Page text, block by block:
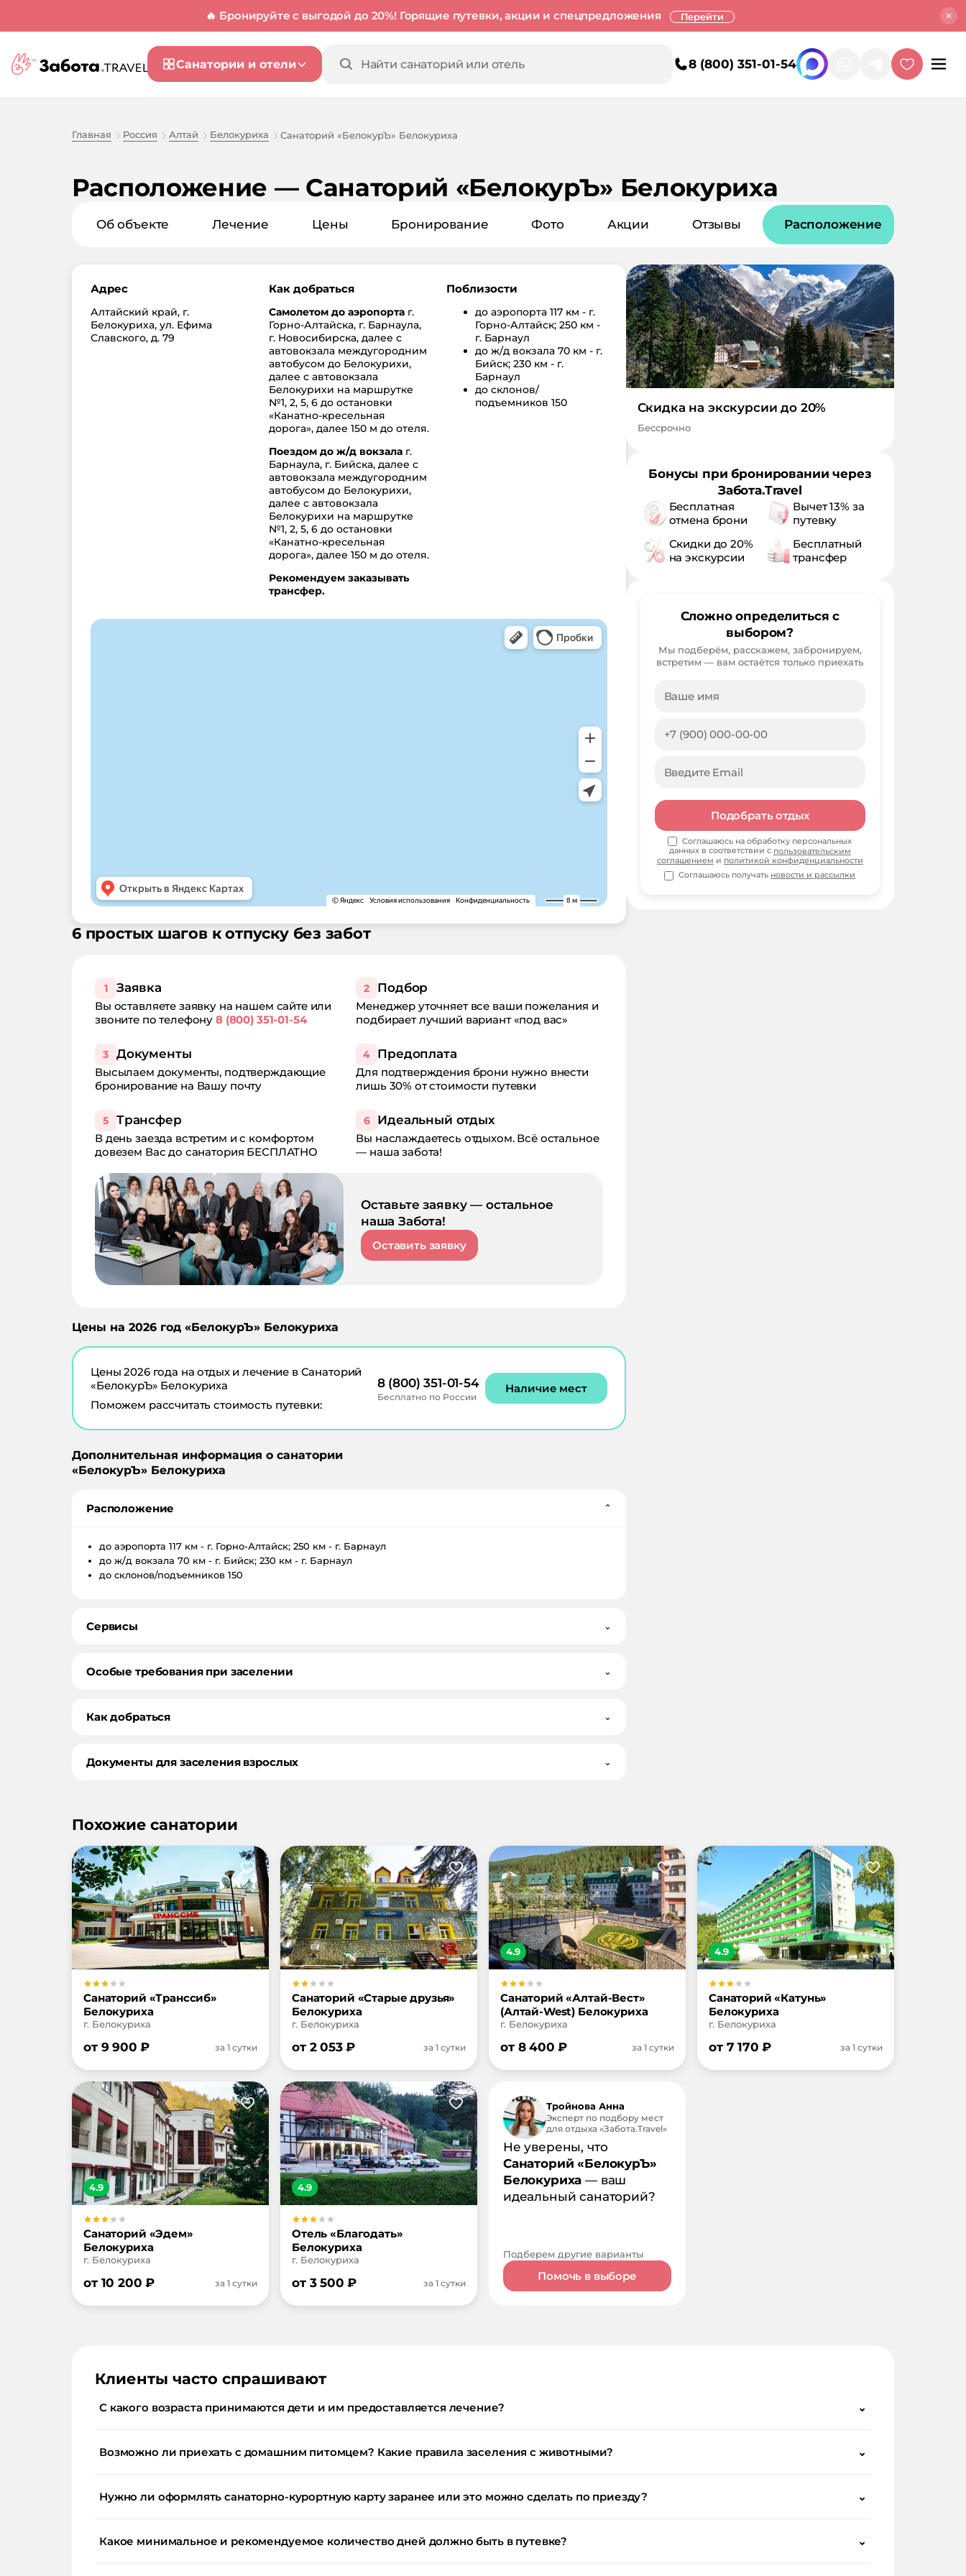
🔥 Бронируйте с выгодой до 20%! Горящие путевки, акции и спецпредложения Перейти
Санатории и отели 8 (800) 351-01-54
Главная Россия Алтай Белокуриха Санаторий «БелокурЪ» Белокуриха
Расположение — Санаторий «БелокурЪ» Белокуриха
Об объекте Лечение Цены Бронирование Фото Акции Отзывы Расположение
Адрес
Алтайский край, г.
Белокуриха, ул. Ефима
Славского, д. 79
Как добраться
Самолетом до аэропортаг.
Горно-Алтайска, г. Барнаула,
г. Новосибирска, далее с
автовокзала междугородним
автобусом до Белокурихи,
далее с автовокзала
Белокурихи на маршрутке
№1, 2, 5, 6 до остановки
«Канатно-кресельная
дорога», далее 150 м до отеля.
Поездом до ж/д вокзалаг.
Барнаула, г. Бийска, далее с
автовокзала междугородним
автобусом до Белокурихи,
далее с автовокзала
Белокурихи на маршрутке
№1, 2, 5, 6 до остановки
«Канатно-кресельная
дорога», далее 150 м до отеля.
Рекомендуем заказывать
трансфер.
Поблизости
до аэропорта 117 км - г.
Горно-Алтайск; 250 км -
г. Барнаул
до ж/д вокзала 70 км - г.
Бийск; 230 км - г.
Барнаул
до склонов/
подъемников 150
6 простых шагов к отпуску без забот
1 Заявка
Вы оставляете заявку на нашем сайте или
звоните по телефону8 (800) 351-01-54
2 Подбор
Менеджер уточняет все ваши пожелания и
подбирает лучший вариант «под вас»
3 Документы
Высылаем документы, подтверждающие
бронирование на Вашу почту
4 Предоплата
Для подтверждения брони нужно внести
лишь 30% от стоимости путевки
5 Трансфер
В день заезда встретим и с комфортом
довезем Вас до санатория БЕСПЛАТНО
6 Идеальный отдых
Вы наслаждаетесь отдыхом. Всё остальное
— наша забота!
Оставьте заявку — остальное
наша Забота!
Оставить заявку
Цены на 2026 год «БелокурЪ» Белокуриха
Цены2026года на отдых и лечение в Санаторий
«БелокурЪ» Белокуриха
Поможем рассчитать стоимость путевки:
8 (800) 351-01-54
Бесплатно по России
Наличие мест
Дополнительная информация о санатории
«БелокурЪ» Белокуриха
Расположение ⌄
до аэропорта 117 км - г. Горно-Алтайск; 250 км - г. Барнаул
до ж/д вокзала 70 км - г. Бийск; 230 км - г. Барнаул
до склонов/подъемников 150
Сервисы ⌄
Особые требования при заселении ⌄
Как добраться ⌄
Документы для заселения взрослых ⌄
Скидка на экскурсии до 20%
Бессрочно
Бонусы при бронировании через
Забота.Travel
Бесплатная
отмена брони
Вычет 13% за
путевку
Скидки до 20%
на экскурсии
Бесплатный
трансфер
Сложно определиться с
выбором?
Мы подберём, расскажем, забронируем,
встретим — вам остаётся только приехать
Подобрать отдых
Соглашаюсь на обработку персональных
данных в соответствии с пользовательским
соглашением и политикой конфиденциальности
Соглашаюсь получать новости и рассылки
Похожие санатории
Санаторий «Транссиб»
Белокуриха
г. Белокуриха
от 9 900 ₽ за 1 сутки
Санаторий «Старые друзья»
Белокуриха
г. Белокуриха
от 2 053₽ за 1 сутки
4.9
Санаторий «Алтай-Вест»
(Алтай-West) Белокуриха
г. Белокуриха
от 8 400 ₽ за 1 сутки
4.9
Санаторий «Катунь»
Белокуриха
г. Белокуриха
от 7 170 ₽ за 1 сутки
4.9
Санаторий «Эдем»
Белокуриха
г. Белокуриха
от 10 200 ₽ за 1 сутки
4.9
Отель «Благодать»
Белокуриха
г. Белокуриха
от 3 500 ₽ за 1 сутки
Тройнова Анна
Эксперт по подбору мест
для отдыха «Забота.Travel»
Не уверены, что
Санаторий «БелокурЪ»
Белокуриха — ваш
идеальный санаторий?
Подберем другие варианты
Помочь в выборе
Клиенты часто спрашивают
С какого возраста принимаются дети и им предоставляется лечение? ⌄
Возможно ли приехать с домашним питомцем? Какие правила заселения с животными? ⌄
Нужно ли оформлять санаторно-курортную карту заранее или это можно сделать по приезду? ⌄
Какое минимальное и рекомендуемое количество дней должно быть в путевке? ⌄